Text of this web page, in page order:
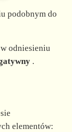
podobnym do
odniesieniu
.
elementów: